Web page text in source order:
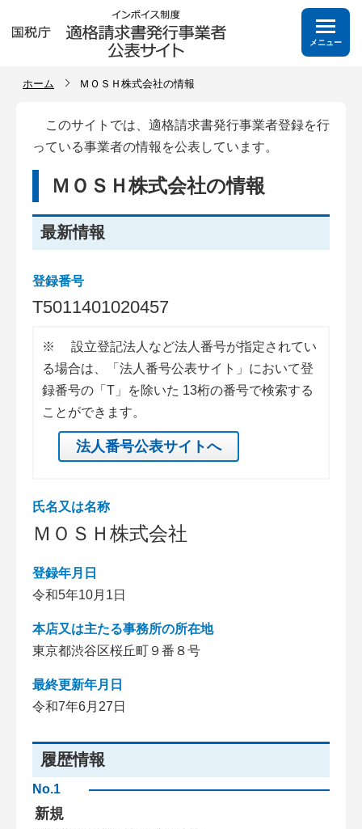
メニュー
ホーム ＭＯＳＨ株式会社の情報
このサイトでは、適格請求書発行事業者登録を行
っている事業者の情報を公表しています。
ＭＯＳＨ株式会社の情報
最新情報
登録番号
T5011401020457
※
設立登記法人など法人番号が指定されてい
る場合は、「法人番号公表サイト」において登
録番号の「T」を除いた 13桁の番号で検索する
ことができます。
法人番号公表サイトへ
氏名又は名称
ＭＯＳＨ株式会社
登録年月日
令和5年10月1日
本店又は主たる事務所の所在地
東京都渋谷区桜丘町９番８号
最終更新年月日
令和7年6月27日
履歴情報
No.1
新規